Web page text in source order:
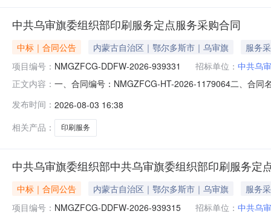
中共乌审旗委组织部印刷服务定点服务采购合同
中标｜合同公告 内蒙古自治区｜鄂尔多斯市｜乌审旗
服务
项目编号： NMGZFCG-DDFW-2026-939331 招标单位： 中共乌
正文内容： 一、合同编号：NMGZFCG-HT-2026-1179064二、合同
（乙方）：乌审旗汇硕印刷厂地址：乌审旗嘎鲁图镇锡
发布时间： 2026-08-03 16:38
相关产品：
印刷服务
中共乌审旗委组织部中共乌审旗委组织部印刷服务定
中标｜合同公告 内蒙古自治区｜鄂尔多斯市｜乌审旗
服务
项目编号： NMGZFCG-DDFW-2026-939315 招标单位： 中共乌